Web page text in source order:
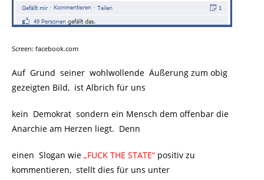
Screen: facebook.com
Auf Grund seiner wohlwollende Äußerung zum obig
gezeigten Bild, ist Albrich für uns
kein Demokrat sondern ein Mensch dem offenbar die
Anarchie am Herzen liegt. Denn
einen Slogan wie „FUCK THE STATE“ positiv zu
kommentieren, stellt dies für uns unter